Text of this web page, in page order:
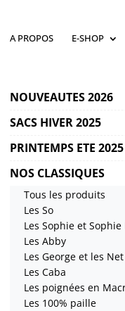
A PROPOS E-SHOP
NOUVEAUTES 2026
SACS HIVER 2025
PRINTEMPS ETE 2025
NOS CLASSIQUES
Tous les produits
Les So
Les Sophie et Sophie
Les Abby
Les George et les Net
Les Caba
Les poignées en
Les 100% paille